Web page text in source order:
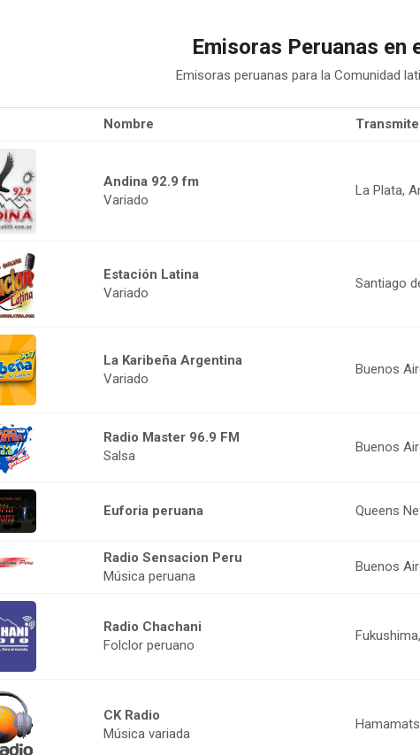
Emisoras Peruanas en
Emisoras peruanas para la Comunidad
Nombre
Andina 92.9 fm
Variado
La Plata,
Estación Latina
Variado
Santiago
La Karibeña Argentina
Variado
Buenos
Radio Master 96.9 FM
Salsa
Buenos
Euforia peruana Queens
Radio Sensacion Peru
Música peruana
Buenos
Radio Chachani
Folclor peruano
CK Radio
Música variada